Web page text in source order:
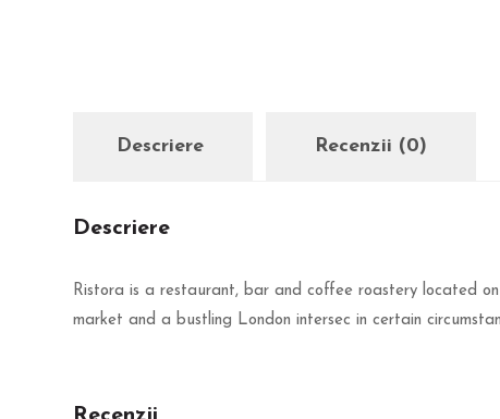
Descriere Recenzii (0)
Descriere
Ristora is a restaurant, bar and coffee roastery located
market and a bustling London intersec in certain